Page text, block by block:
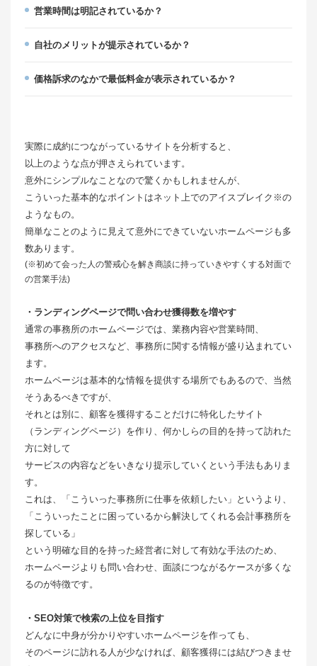
営業時間は明記されているか？
自社のメリットが提示されているか？
価格訴求のなかで最低料金が表示されているか？
実際に成約につながっているサイトを分析すると、
以上のような点が押さえられています。
意外にシンプルなことなので驚くかもしれませんが、
こういった基本的なポイントはネット上でのアイスブレイク※の
ようなもの。
簡単なことのように見えて意外にできていないホームページも多
数あります。
(※初めて会った人の警戒心を解き商談に持っていきやすくする対面で
の営業手法)
・ランディングページで問い合わせ獲得数を増やす
通常の事務所のホームページでは、業務内容や営業時間、
事務所へのアクセスなど、事務所に関する情報が盛り込まれてい
ます。
ホームページは基本的な情報を提供する場所でもあるので、当然
そうあるべきですが、
それとは別に、顧客を獲得することだけに特化したサイト
（ランディングページ）を作り、何かしらの目的を持って訪れた
方に対して
サービスの内容などをいきなり提示していくという手法もありま
す。
これは、「こういった事務所に仕事を依頼したい」というより、
「こういったことに困っているから解決してくれる会計事務所を
探している」
という明確な目的を持った経営者に対して有効な手法のため、
ホームページよりも問い合わせ、面談につながるケースが多くな
るのが特徴です。
・SEO対策で検索の上位を目指す
どんなに中身が分かりやすいホームページを作っても、
そのページに訪れる人が少なければ、顧客獲得には結びつきませ